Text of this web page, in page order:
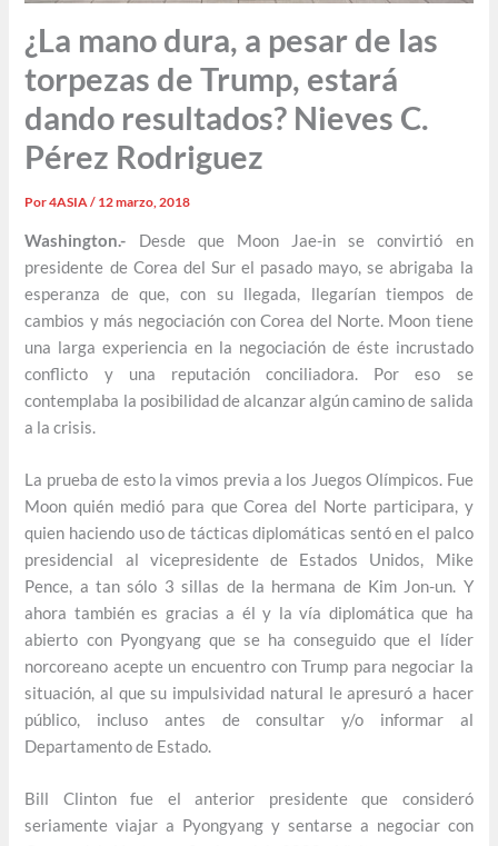
¿La mano dura, a pesar de las
torpezas de Trump, estará
dando resultados? Nieves C.
Pérez Rodriguez
Por4ASIA/ 12 marzo, 2018
Washington.- Desde que Moon Jae-in se convirtió en
presidente de Corea del Sur el pasado mayo, se abrigaba la
esperanza de que, con su llegada, llegarían tiempos de
cambios y más negociación con Corea del Norte. Moon tiene
una larga experiencia en la negociación de éste incrustado
conflicto y una reputación conciliadora. Por eso se
contemplaba la posibilidad de alcanzar algún camino de salida
a la crisis.
La prueba de esto la vimos previa a los Juegos Olímpicos. Fue
Moon quién medió para que Corea del Norte participara, y
quien haciendo uso de tácticas diplomáticas sentó en el palco
presidencial al vicepresidente de Estados Unidos, Mike
Pence, a tan sólo 3 sillas de la hermana de Kim Jon-un. Y
ahora también es gracias a él y la vía diplomática que ha
abierto con Pyongyang que se ha conseguido que el líder
norcoreano acepte un encuentro con Trump para negociar la
situación, al que su impulsividad natural le apresuró a hacer
público, incluso antes de consultar y/o informar al
Departamento de Estado.
Bill Clinton fue el anterior presidente que consideró
seriamente viajar a Pyongyang y sentarse a negociar con